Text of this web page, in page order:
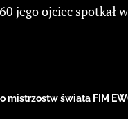
jego ojciec spotkał
mistrzostw świata FIM